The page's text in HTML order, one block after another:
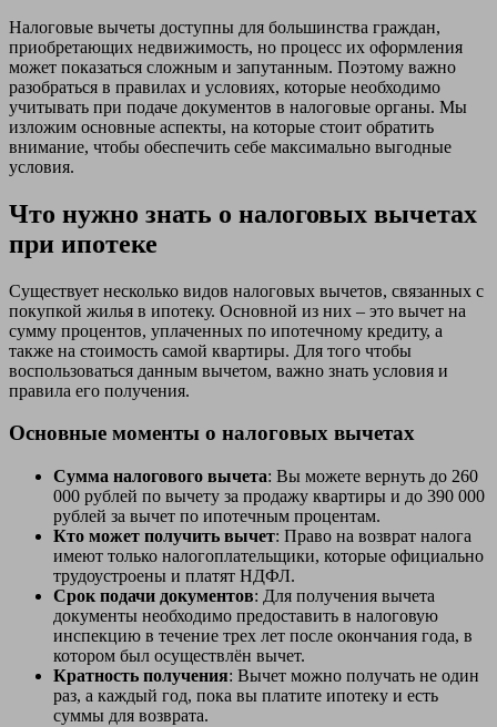
Налоговые вычеты доступны для большинства граждан,
приобретающих недвижимость, но процесс их оформления
может показаться сложным и запутанным. Поэтому важно
разобраться в правилах и условиях, которые необходимо
учитывать при подаче документов в налоговые органы. Мы
изложим основные аспекты, на которые стоит обратить
внимание, чтобы обеспечить себе максимально выгодные
условия.
Что нужно знать о налоговых вычетах
при ипотеке
Существует несколько видов налоговых вычетов, связанных с
покупкой жилья в ипотеку. Основной из них – это вычет на
сумму процентов, уплаченных по ипотечному кредиту, а
также на стоимость самой квартиры. Для того чтобы
воспользоваться данным вычетом, важно знать условия и
правила его получения.
Основные моменты о налоговых вычетах
Сумма налогового вычета: Вы можете вернуть до 260
000 рублей по вычету за продажу квартиры и до 390 000
рублей за вычет по ипотечным процентам.
Кто может получить вычет: Право на возврат налога
имеют только налогоплательщики, которые официально
трудоустроены и платят НДФЛ.
Срок подачи документов: Для получения вычета
документы необходимо предоставить в налоговую
инспекцию в течение трех лет после окончания года, в
котором был осуществлён вычет.
Кратность получения: Вычет можно получать не один
раз, а каждый год, пока вы платите ипотеку и есть
суммы для возврата.